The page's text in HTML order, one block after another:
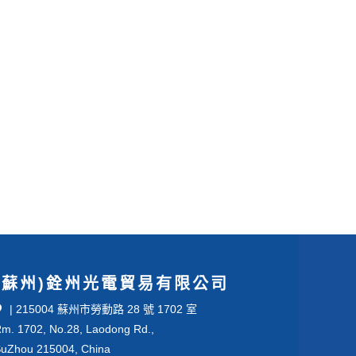
州)銓州光電貿易有限公司
| 215004 蘇州市勞動路 28 號 1702 室
1702, No.28, Laodong Rd.,
215004, China